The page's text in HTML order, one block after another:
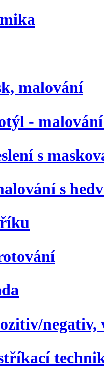
malování
-
s
s
negativ,